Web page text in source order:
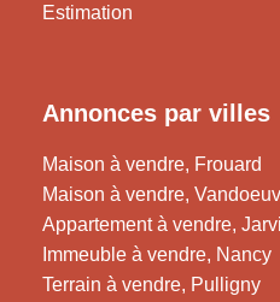
Estimation
Annonces par villes
Maison à vendre, Frouard
Maison à vendre,
Appartement à vendre,
Immeuble à vendre, Nancy
Terrain à vendre, Pulligny